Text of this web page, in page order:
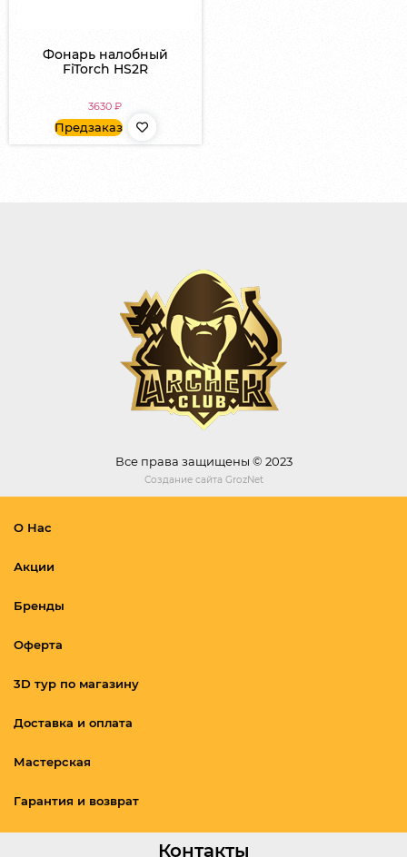
Фонарь налобный
FiTorch HS2R
3630₽
Предзаказ
Все права защищены © 2023
Создание сайта GrozNet
О Нас
Акции
Бренды
Оферта
3D тур по магазину
Доставка и оплата
Мастерская
Гарантия и возврат
Контакты